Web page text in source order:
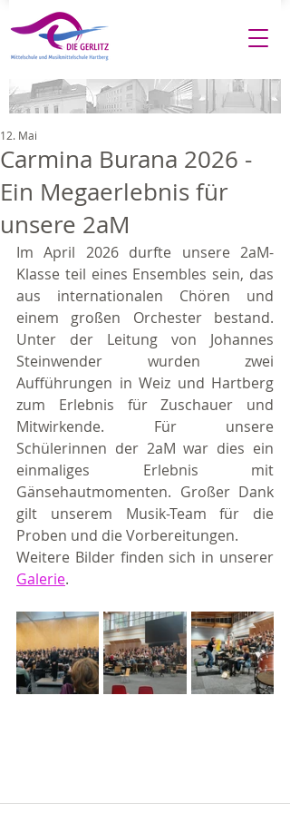
Carmina Burana 2026 -
Ein Megaerlebnis für
unsere 2aM
12. Mai
Im April 2026 durfte unsere 2aM-
Klasse teil eines Ensembles sein, das
aus internationalen Chören und
einem großen Orchester bestand.
Unter der Leitung von Johannes
Steinwender wurden zwei
Aufführungen in Weiz und Hartberg
zum Erlebnis für Zuschauer und
Mitwirkende. Für unsere
Schülerinnen der 2aM war dies ein
einmaliges Erlebnis mit
Gänsehautmomenten. Großer Dank
gilt unserem Musik-Team für die
Proben und die Vorbereitungen.
Galerie.